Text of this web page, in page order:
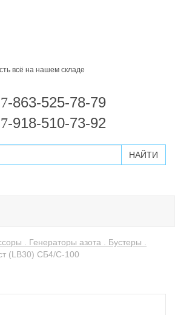
всё на нашем складе
-863-525-78-79
-918-510-73-92
. Генераторы азота . Бустеры .
(LB30) СБ4/С-100